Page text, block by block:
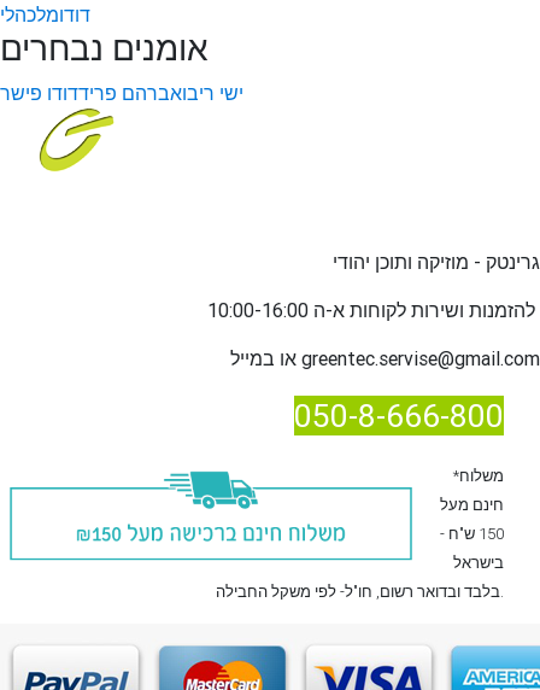
דודומלכהלי
אומנים נבחרים
ישי ריבואברהם פרידדודו פישר
גרינטק - מוזיקה ותוכן יהודי
להזמנות ו
greentec.servise@gmail.com
050-8-666-800
*משלוח
חינם מעל
150 ש"ח -
בישראל
בלבדובדואר רשום , חו"ל- לפי משקל החבילה.